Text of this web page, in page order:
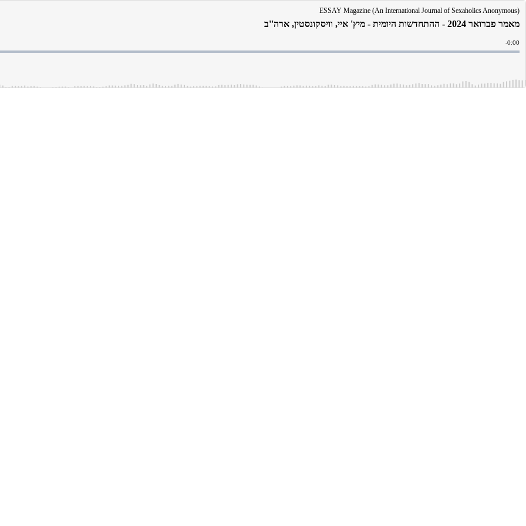
ESSAY Magazine (An International Journal of Sexaholics Anonymous)
מאמר פברואר 2024 - ההתחדשות היומית - מיץ' איי, וויסקונסטין, ארה''ב
Time
-0:00